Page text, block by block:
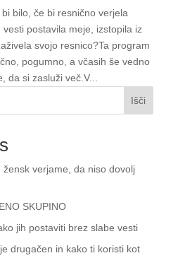
bilo, če bi resnično verjela
postavila meje, izstopila iz
svojo resnico?Ta program
pogumno, a včasih še vedno
da si zasluži več.V...
Išči
verjame, da niso dovolj
SKUPINO
jih postaviti brez slabe vesti
drugačen in kako ti koristi kot